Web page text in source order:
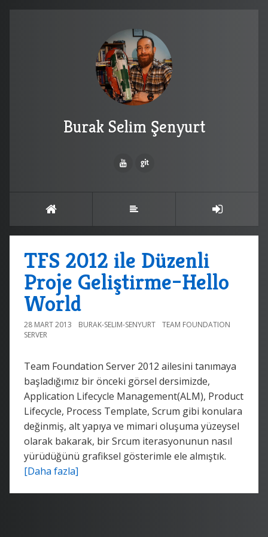
Burak Selim Şenyurt
TFS 2012 ile Düzenli
Proje Geliştirme–Hello
World
28 MART 2013 BURAK-SELIM-SENYURT
TEAM FOUNDATION
SERVER
Team Foundation Server 2012 ailesini tanımaya
başladığımız bir önceki görsel dersimizde,
Application Lifecycle Management(ALM), Product
Lifecycle, Process Template, Scrum gibi konulara
değinmiş, alt yapıya ve mimari oluşuma yüzeysel
olarak bakarak, bir Srcum iterasyonunun nasıl
yürüdüğünü grafiksel gösterimle ele almıştık.
[Daha fazla]